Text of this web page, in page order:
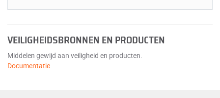
VEILIGHEIDSBRONNEN EN PRODUCTEN
Middelen gewijd aan veiligheid en producten.
Documentatie